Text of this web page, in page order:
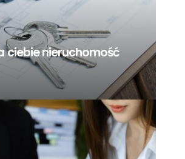
ciebie nieruchomość